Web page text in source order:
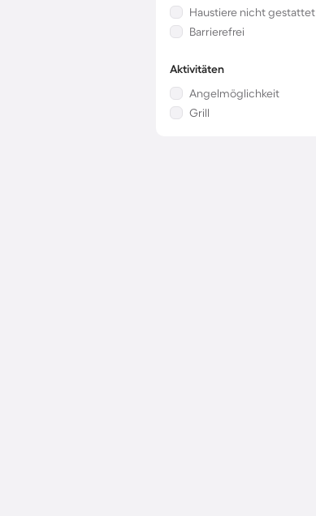
Haustiere nicht gestattet
Barrierefrei
Aktivitäten
Angelmöglichkeit
Grill